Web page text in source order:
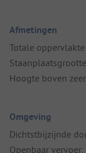
Afmetingen
Totale
Hoogte boven
Omgeving
Dichtstbijzijnde
Openbaar